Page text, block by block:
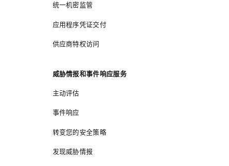
统一机密监管
应用程序凭证交付
供应商特权访问
威胁情报和事件响应服务
主动评估
事件响应
转变您的安全策略
发现威胁情报